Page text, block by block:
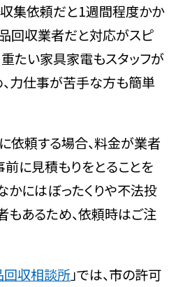
収集依頼だと1週間程度かか
回収業者だと対応がスピ
重たい家具家電もスタッフが
、力仕事が苦手な方も簡単
依頼する場合、料金が業者
に見積もりをとることを
かにはぼったくりや不法投
もあるため、依頼時はご注
収相談所」では、市の許可